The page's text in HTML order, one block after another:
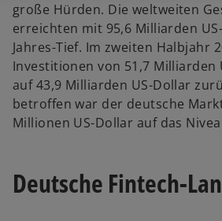
große Hürden. Die weltweiten
erreichten mit 95,6 Milliarden
Jahres-Tief. Im zweiten Halbjahr
Investitionen von 51,7 Milliarden
auf 43,9 Milliarden US-Dollar
betroffen war der deutsche
Millionen US-Dollar auf das
Deutsche Fintech-